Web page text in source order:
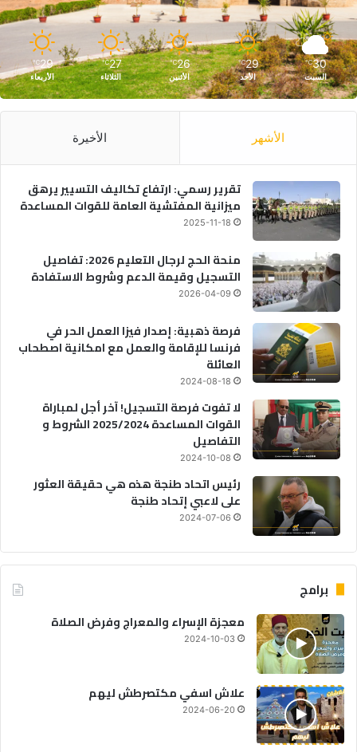
30
℃
السبت
29
℃
الأحد
26
℃
الأثنين
27
℃
الثلاثاء
29
℃
الأربعاء
الأشهر الأخيرة
تقرير رسمي: ارتفاع تكاليف التسيير يرهق
ميزانية المفتشية العامة للقوات المساعدة
2025-11-18
منحة الحج لرجال التعليم 2026: تفاصيل
التسجيل وقيمة الدعم وشروط الاستفادة
2026-04-09
فرصة ذهبية: إصدار فيزا العمل الحر في
فرنسا للإقامة والعمل مع امكانية اصطحاب
العائلة
2024-08-18
لا تفوت فرصة التسجيل! آخر أجل لمباراة
القوات المساعدة 2025/2024 الشروط و
التفاصيل
2024-10-08
رئيس اتحاد طنجة هذه هي حقيقة العثور
على لاعبي إتحاد طنجة
2024-07-06
برامج
معجزة الإسراء والمعراج وفرض الصلاة
2024-10-03
علاش اسفي مكتصرطش ليهم
2024-06-20